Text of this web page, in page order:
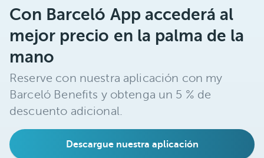
Con Barceló App accederá al
mejor precio en la palma de la
mano
Reserve con nuestra aplicación con my
Barceló Benefits y obtenga un 5 % de
descuento adicional.
Descargue nuestra aplicación